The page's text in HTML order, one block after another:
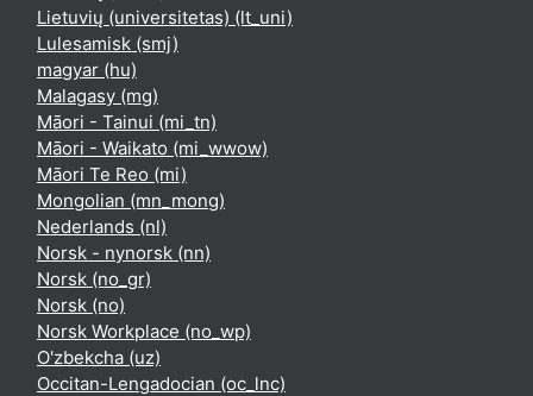
Lietuvių (universitetas) ‎(lt_uni)‎
Lulesamisk ‎(smj)‎
magyar ‎(hu)‎
Malagasy ‎(mg)‎
Māori - Tainui ‎(mi_tn)‎
Māori - Waikato ‎(mi_wwow)‎
Māori Te Reo ‎(mi)‎
Mongolian ‎(mn_mong)‎
Nederlands ‎(nl)‎
Norsk - nynorsk ‎(nn)‎
Norsk ‎(no_gr)‎
Norsk ‎(no)‎
Norsk Workplace ‎(no_wp)‎
O'zbekcha ‎(uz)‎
Occitan-Lengadocian ‎(oc_lnc)‎